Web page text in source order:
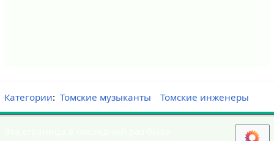
Категории: Томские музыканты Томские инженеры